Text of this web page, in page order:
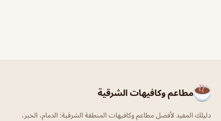
مطاعم وكافيهات الشرقية
دليلك المفيد لأفضل مطاعم وكافيهات المنطقة الشرقية: الدمام، الخبر،